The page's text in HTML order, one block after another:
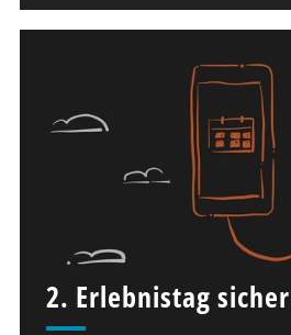
2. Erlebnistag